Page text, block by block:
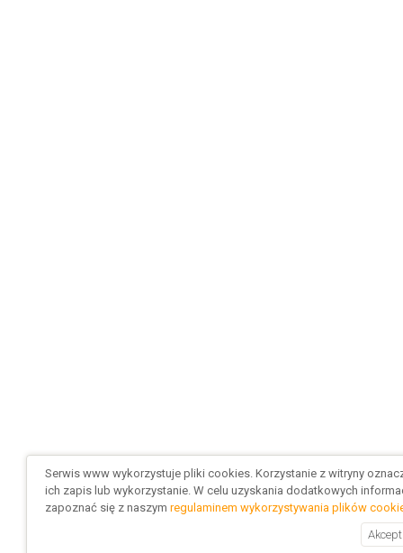
Serwis www wykorzystuje pliki cookies. Korzystanie z witryny
ich zapis lub wykorzystanie. W celu uzyskania dodatkowych
zapoznać się z naszymregulaminem wykorzystywania plików